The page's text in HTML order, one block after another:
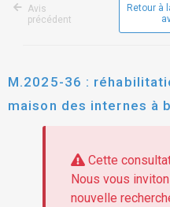
Avis
précédent
Retour à
M.2025-36 :
maison des internes à
Cette
Nous vous
nouvelle